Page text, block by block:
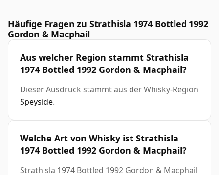
Häufige Fragen zu Strathisla 1974 Bottled 1992
Gordon & Macphail
Aus welcher Region stammt Strathisla
1974 Bottled 1992 Gordon & Macphail?
Dieser Ausdruck stammt aus der Whisky-Region
Speyside.
Welche Art von Whisky ist Strathisla
1974 Bottled 1992 Gordon & Macphail?
Strathisla 1974 Bottled 1992 Gordon & Macphail